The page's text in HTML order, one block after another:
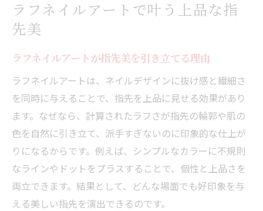
ネイルで魅せるラフな抜け感の秘訣
透明感あるネイルアートの作り方
指先に軽やかさを出すラフネイルの配色
ネイルアートで叶う自然な抜け感の秘訣
ラフデザインが与える好印象の理由
上品ネイルを求めるならラフアートが最適
ラフネイルで品の良さを引き出すポイント
上品さを高めるネイルデザインの選び方
ラフアートが大人女性に人気な理由
ラフネイルアートで叶う上品な指
先美
ラフネイルアートが指先美を引き立てる理由
ラフネイルアートは、ネイルデザインに抜け感と繊細さ
を同時に与えることで、指先を上品に見せる効果があり
ます。なぜなら、計算されたラフさが指先の輪郭や肌の
色を自然に引き立て、派手すぎないのに印象的な仕上が
りになるからです。例えば、シンプルなカラーに不規則
なラインやドットをプラスすることで、個性と上品さを
両立できます。結果として、どんな場面でも好印象を与
える美しい指先を演出できるのです。